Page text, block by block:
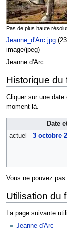
Pas de plus haute
Jeanne_d'Arc.jpg‎
image/jpeg)
Jeanne d'Arc
Historique du
Cliquer sur une
moment-là.
Date
actuel
3 octobre
Vous ne pouvez
Utilisation du
La page suivante
Jeanne d'Arc